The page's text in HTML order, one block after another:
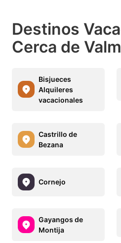
Destinos
Cerca de
Bisjueces
Alquileres
vacacionales
Castrillo de
Bezana
Cornejo
Gayangos de
Montija